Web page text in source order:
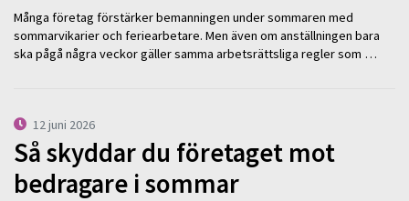
Många företag förstärker bemanningen under sommaren med
sommarvikarier och feriearbetare. Men även om anställningen bara
ska pågå några veckor gäller samma arbetsrättsliga regler som …
12 juni 2026
Så skyddar du företaget mot
bedragare i sommar